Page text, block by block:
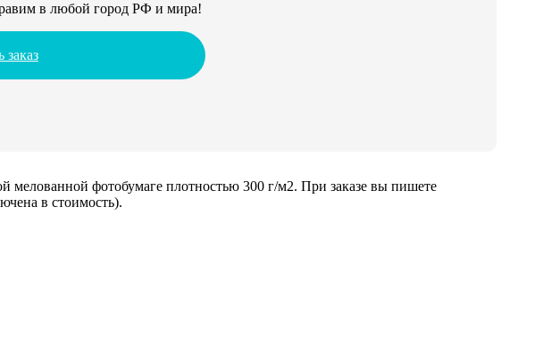
в любой город РФ и мира!
заказ
фотобумаге плотностью 300 г/м2. При заказе вы пишете
в стоимость).